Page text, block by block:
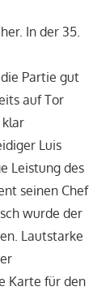
In der 35.
Partie gut
auf Tor
Luis
Leistung des
seinen Chef
wurde der
Lautstarke
Karte für den